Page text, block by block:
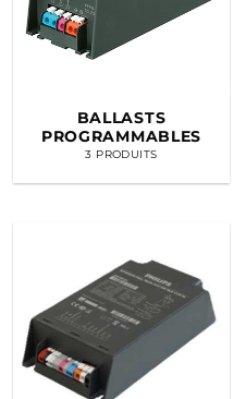
BALLASTS
PROGRAMMABLES
3 PRODUITS